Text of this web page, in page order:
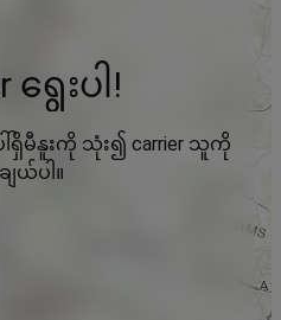
ရွေးပါ!
ရှိမီနူးကို သုံး၍ carrier သူကို
ျယ်ပါ။